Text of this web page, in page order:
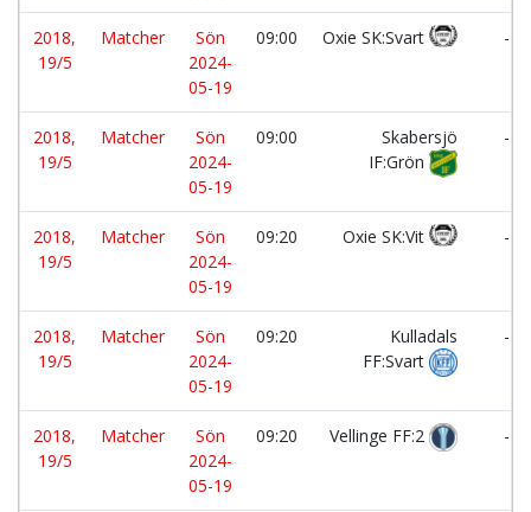
2018,
19/5
Matcher
Sön
2024-
05-19
09:00 Oxie SK:Svart -
2018,
19/5
Matcher
Sön
2024-
05-19
09:00
Skabersjö
IF:Grön
-
2018,
19/5
Matcher
Sön
2024-
05-19
09:20 Oxie SK:Vit -
2018,
19/5
Matcher
Sön
2024-
05-19
09:20
Kulladals
FF:Svart
-
2018,
19/5
Matcher
Sön
2024-
05-19
09:20 Vellinge FF:2 -